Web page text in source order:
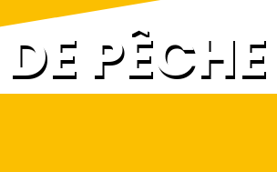
PÊCHE